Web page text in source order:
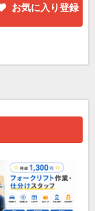
お気に入り登録